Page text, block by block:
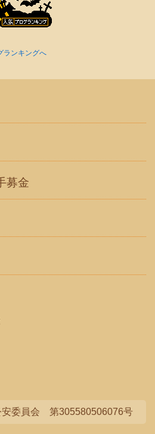
ランキングへ
募金
安委員会 第305580506076号